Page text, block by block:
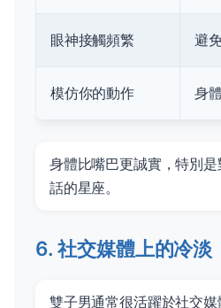
眼神接觸頻繁 避
模仿你的動作 身
身體比嘴巴更誠實，特別
話的星座。
6. 社交媒體上的冷淡
雙子男通常很活躍於社交媒